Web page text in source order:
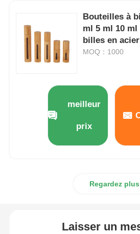
Bouteilles à
ml 5 ml 10
billes en
MOQ：1000
meilleur
prix
Regardez plus
Laisser un